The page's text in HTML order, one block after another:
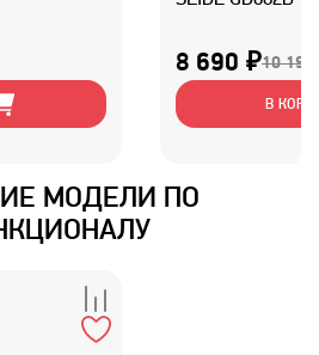
8 690 ₽10 190
В
МОДЕЛИ ПО